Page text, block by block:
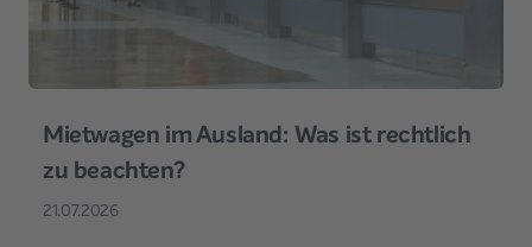
Mietwagen im Ausland: Was ist rechtlich
zu beachten?
21.07.2026